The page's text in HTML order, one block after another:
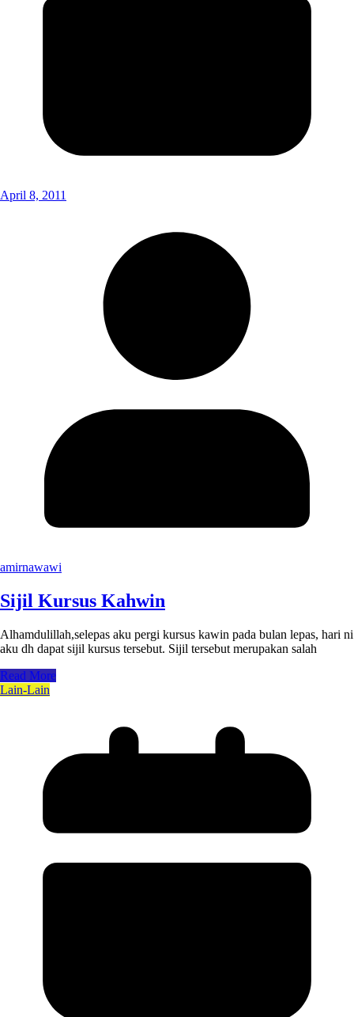
April 8, 2011
amirnawawi
Sijil Kursus Kahwin
Alhamdulillah,selepas aku pergi kursus kawin pada bulan lepas, hari ni
aku dh dapat sijil kursus tersebut. Sijil tersebut merupakan salah
Read More
Lain-Lain